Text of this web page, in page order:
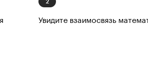
Увидите взаимосвязь